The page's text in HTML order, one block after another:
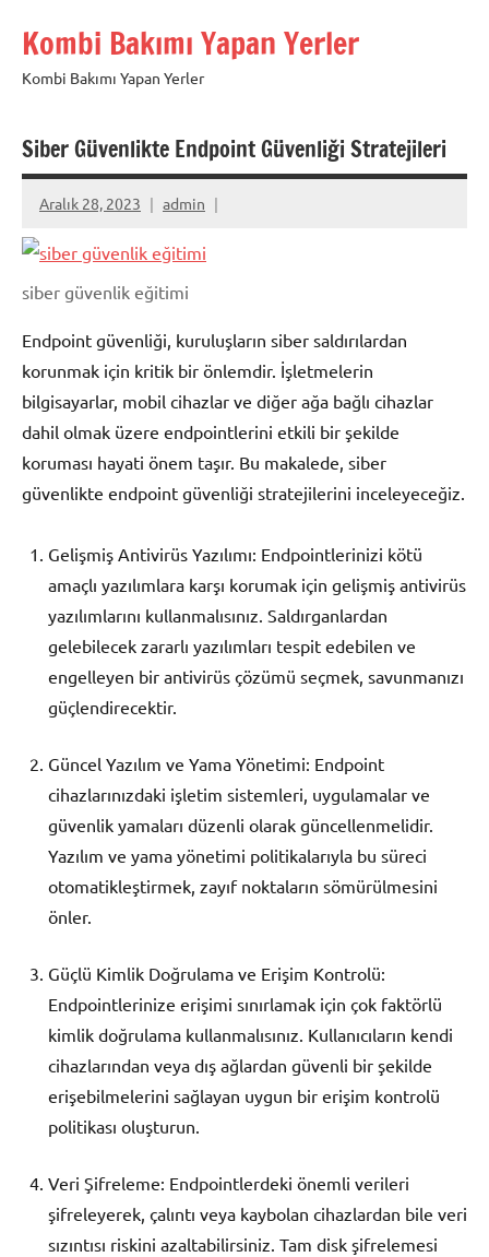
Kombi Bakımı Yapan Yerler
Kombi Bakımı Yapan Yerler
Siber Güvenlikte Endpoint Güvenliği Stratejileri
Aralık 28, 2023 admin
siber güvenlik eğitimi
Endpoint güvenliği, kuruluşların siber saldırılardan
korunmak için kritik bir önlemdir. İşletmelerin
bilgisayarlar, mobil cihazlar ve diğer ağa bağlı cihazlar
dahil olmak üzere endpointlerini etkili bir şekilde
koruması hayati önem taşır. Bu makalede, siber
güvenlikte endpoint güvenliği stratejilerini inceleyeceğiz.
Gelişmiş Antivirüs Yazılımı: Endpointlerinizi kötü
amaçlı yazılımlara karşı korumak için gelişmiş antivirüs
yazılımlarını kullanmalısınız. Saldırganlardan
gelebilecek zararlı yazılımları tespit edebilen ve
engelleyen bir antivirüs çözümü seçmek, savunmanızı
güçlendirecektir.
Güncel Yazılım ve Yama Yönetimi: Endpoint
cihazlarınızdaki işletim sistemleri, uygulamalar ve
güvenlik yamaları düzenli olarak güncellenmelidir.
Yazılım ve yama yönetimi politikalarıyla bu süreci
otomatikleştirmek, zayıf noktaların sömürülmesini
önler.
Güçlü Kimlik Doğrulama ve Erişim Kontrolü:
Endpointlerinize erişimi sınırlamak için çok faktörlü
kimlik doğrulama kullanmalısınız. Kullanıcıların kendi
cihazlarından veya dış ağlardan güvenli bir şekilde
erişebilmelerini sağlayan uygun bir erişim kontrolü
politikası oluşturun.
Veri Şifreleme: Endpointlerdeki önemli verileri
şifreleyerek, çalıntı veya kaybolan cihazlardan bile veri
sızıntısı riskini azaltabilirsiniz. Tam disk şifrelemesi